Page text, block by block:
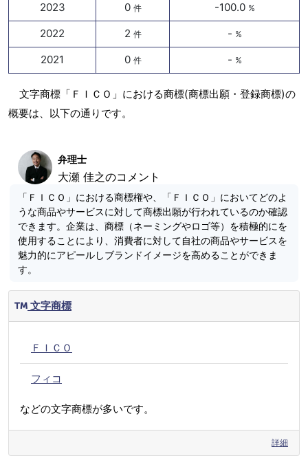
2023 0 件 -100.0 %
2022 2 件 - %
2021 0 件 - %
文字商標「ＦＩＣＯ」における商標(商標出願・登録商標)の
概要は、以下の通りです。
弁理士
大瀬 佳之のコメント
「ＦＩＣＯ」における商標権や、「ＦＩＣＯ」においてどのよ
うな商品やサービスに対して商標出願が行われているのか確認
できます。企業は、商標（ネーミングやロゴ等）を積極的にを
使用することにより、消費者に対して自社の商品やサービスを
魅力的にアピールしブランドイメージを高めることができま
す。
文字商標
ＦＩＣＯ
フィコ
などの文字商標が多いです。
詳細